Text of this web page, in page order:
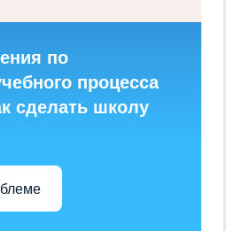
по
процесса
сделать школу